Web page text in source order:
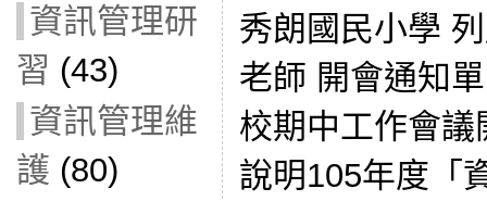
資訊管理研
習 (43)
資訊管理維
護 (80)
秀朗國民小學
老師 開會通知
校期中工作會
說明105年度「